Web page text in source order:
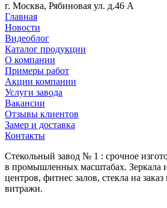
г. Москва, Рябиновая ул. д.46 А
Главная
Новости
Видеоблог
Каталог продукции
О компании
Примеры работ
Акции компании
Услуги завода
Вакансии
Отзывы клиентов
Замер и доставка
Контакты
Стекольный завод № 1 : срочное
в промышленных масштабах. Зеркала и
центров, фитнес залов, стекла на
витражи.